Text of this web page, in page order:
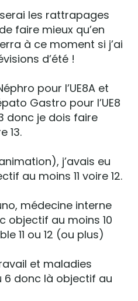
les rattrapages
faire mieux qu’en
à ce moment si j’ai
d’été !
pour l’UE8A et
Gastro pour l’UE8
donc je dois faire
13.
j’avais eu
au moins 11 voire 12.
médecine interne
objectif au moins 10
11 ou 12 (ou plus)
et maladies
6 donc là objectif au